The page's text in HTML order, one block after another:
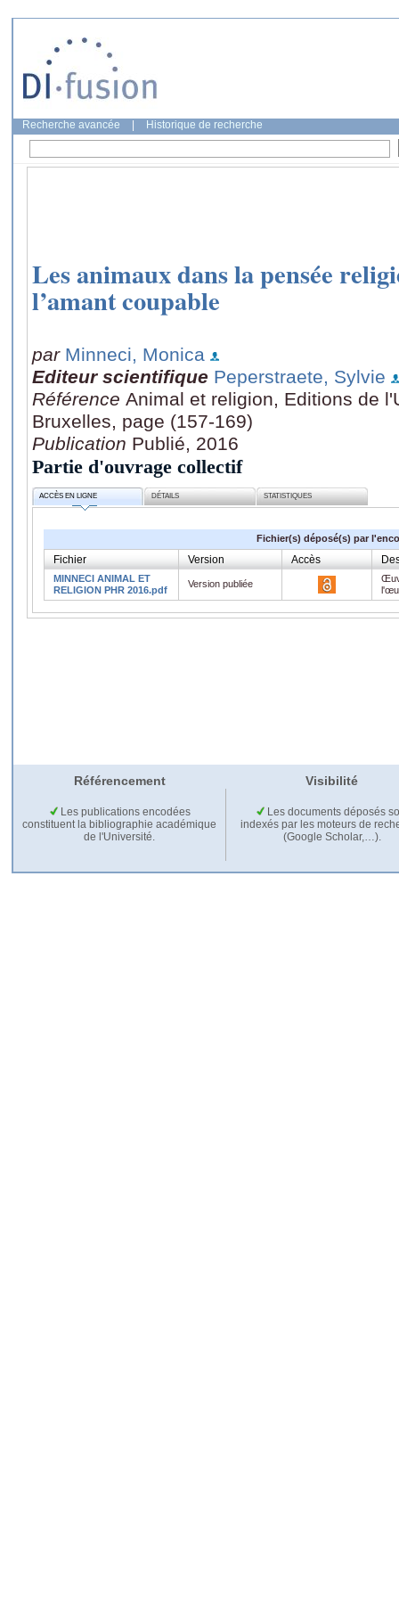
Recherche avancée Historique de recherche
Les animaux dans la pensée
l’amant coupable
par Minneci, Monica
Editeur scientifique Peperstraete, Sylvie
Référence Animal et religion, Editions de
Bruxelles, page (157-169)
Publication Publié, 2016
Partie d'ouvrage collectif
ACCÈS EN LIGNE DÉTAILS STATISTIQUES
Fichier(s) déposé(s) par
Fichier Version Accès
MINNECI ANIMAL ET
RELIGION PHR 2016.pdf
Version publiée
Référencement Visibilité
Les publications encodées
constituent la bibliographie académique
de l'Université.
Les documents déposés
indexés par les moteurs de
(Google Scholar,…).